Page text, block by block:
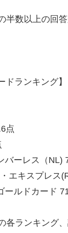
数以上の回
ドランキング】
点
バーレス（NL)
エキスプレス
ールドカード
ランキング